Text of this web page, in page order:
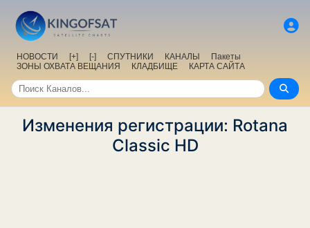
НОВОСТИ [+] [-] СПУТНИКИ КАНАЛЫ
Пакеты
ЗОНЫ ОХВАТА ВЕЩАНИЯ
КЛАДБИЩЕ КАРТА САЙТА
Изменения регистрации: Rotana
Classic HD